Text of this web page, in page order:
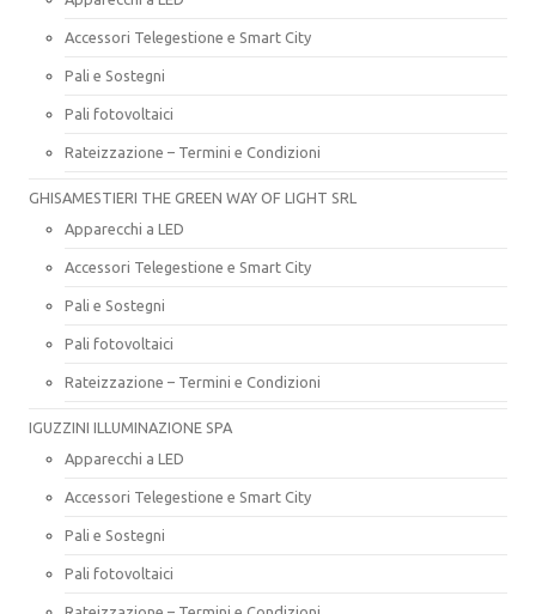
Accessori Telegestione e Smart City
Pali e Sostegni
Pali fotovoltaici
Rateizzazione – Termini e Condizioni
GHISAMESTIERI THE GREEN WAY OF LIGHT SRL
Apparecchi a LED
Accessori Telegestione e Smart City
Pali e Sostegni
Pali fotovoltaici
Rateizzazione – Termini e Condizioni
IGUZZINI ILLUMINAZIONE SPA
Apparecchi a LED
Accessori Telegestione e Smart City
Pali e Sostegni
Pali fotovoltaici